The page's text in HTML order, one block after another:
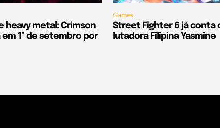
heavy metal: Crimson
1º de setembro por
Games
Street Fighter 6 já conta
lutadora Filipina Yasmine